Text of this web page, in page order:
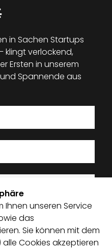
in Sachen Startups
klingt verlockend,
Ersten in unserem
Spannende aus
Verband
zur Kenntnis
Ihnen unseren Service
das
Sie können mit dem
alle Cookies akzeptieren